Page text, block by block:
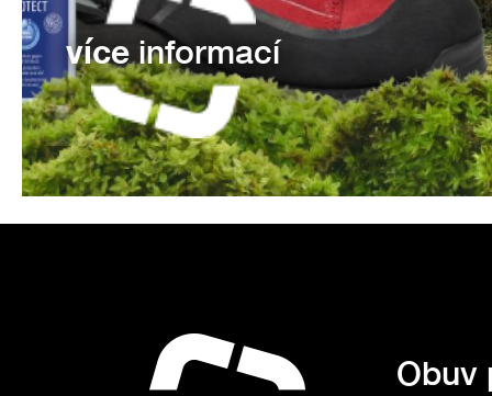
víceinformací
Obuv